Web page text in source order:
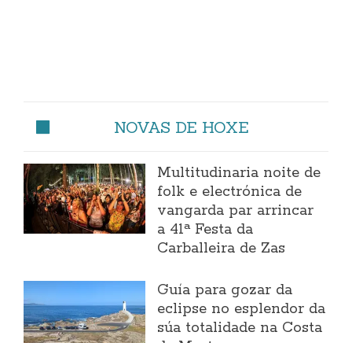
NOVAS DE HOXE
Multitudinaria noite de
folk e electrónica de
vangarda par arrincar
a 41ª Festa da
Carballeira de Zas
Guía para gozar da
eclipse no esplendor da
súa totalidade na Costa